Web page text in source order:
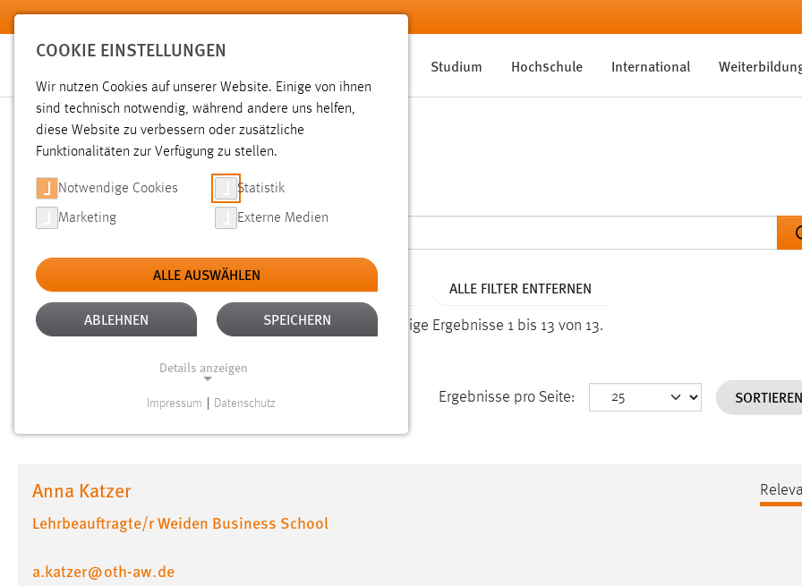
Zum Hauptinhalt springen
Studium Hochschule International
SUCHE
Aktive Filter: TYP: PERSONEN ALTER: ÜBER EIN JAHR ALLE FILTER ENTFERNEN
Gesucht nach "raum". Es wurden 13 Ergebnisse gefunden. Zeige Ergebnisse 1 bis 13 von 13.
Ergebnisse pro Seite:
Anna Katzer
Lehrbeauftragte/r Weiden Business School
a.katzer@oth-aw.de
COOKIE EINSTELLUNGEN
Wir nutzen Cookies auf unserer Website. Einige von ihnen
sind technisch notwendig, während andere uns helfen,
diese Website zu verbessern oder zusätzliche
Funktionalitäten zur Verfügung zu stellen.
Notwendige Cookies Statistik
Marketing Externe Medien
ALLE AUSWÄHLEN
ABLEHNEN SPEICHERN
Details anzeigen
Website erforderlich.
Einverständnis
Name: cookie_consent
Impressum Datenschutz